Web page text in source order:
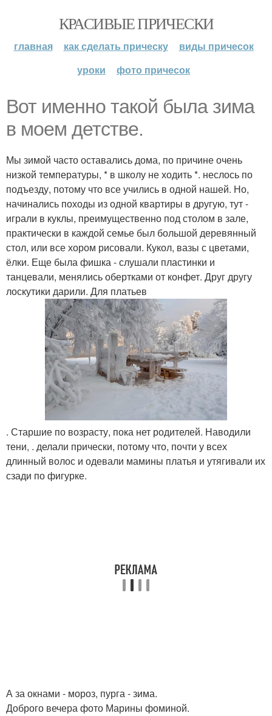
КРАСИВЫЕ ПРИЧЕСКИ
главная как сделать прическу
виды причесок
уроки
фото причесок
Вот именно такой была зима
в моем детстве.
Мы зимой часто оставались дома, по причине очень
низкой температуры, * в школу не ходить *. неслось по
подъезду, потому что все учились в одной нашей. Но,
начинались походы из одной квартиры в другую, тут -
играли в куклы, преимущественно под столом в зале,
практически в каждой семье был большой деревянный
стол, или все хором рисовали. Кукол, вазы с цветами,
ёлки. Еще была фишка - слушали пластинки и
танцевали, менялись обертками от конфет. Друг другу
лоскутики дарили. Для платьев
. Старшие по возрасту, пока нет родителей. Наводили
тени, . делали прически, потому что, почти у всех
длинный волос и одевали мамины платья и утягивали их
сзади по фигурке.
А за окнами - мороз, пурга - зима.
Доброго вечера фото Марины фоминой.